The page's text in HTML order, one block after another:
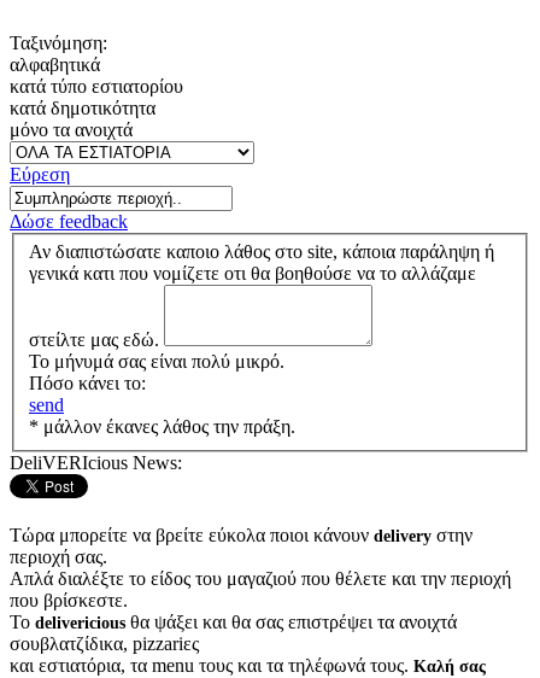
Ταξινόμηση:
αλφαβητικά
κατά τύπο εστιατορίου
κατά δημοτικότητα
μόνο τα ανοιχτά
Εύρεση
Δώσε feedback
Αν διαπιστώσατε καποιο λάθος στο site, κάποια παράληψη ή
γενικά κατι που νομίζετε οτι θα βοηθούσε να το αλλάζαμε
στείλτε μας εδώ.
Το μήνυμά σας είναι πολύ μικρό.
Πόσο κάνει το:
send
* μάλλον έκανες λάθος την πράξη.
DeliVERIcious News:
Τώρα μπορείτε να βρείτε εύκολα ποιοι κάνουν delivery στην
περιοχή σας.
Απλά διαλέξτε το είδος του μαγαζιού που θέλετε και την περιοχή
που βρίσκεστε.
Το delivericious θα ψάξει και θα σας επιστρέψει τα ανοιχτά
σουβλατζίδικα, pizzariες
και εστιατόρια, τα menu τους και τα τηλέφωνά τους. Καλή σας